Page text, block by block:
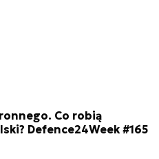
Co robią
Defence24Week #165